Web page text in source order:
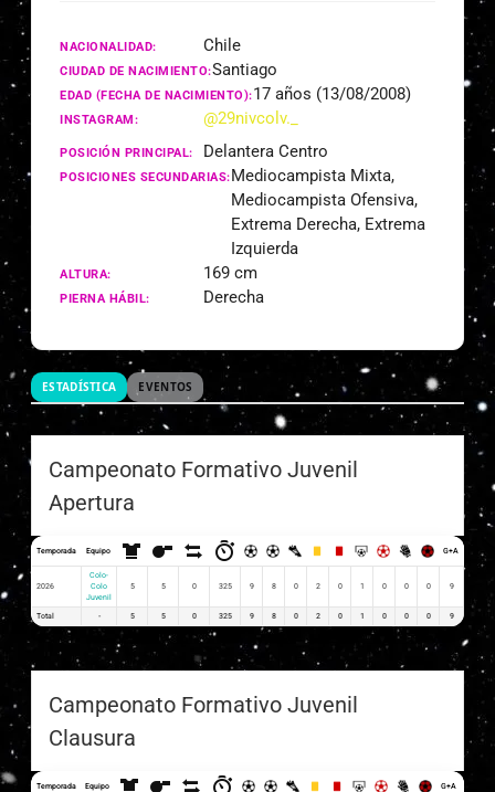
NACIONALIDAD: Chile
CIUDAD DE NACIMIENTO:Santiago
EDAD (FECHA DE NACIMIENTO):17 años (13/08/2008)
INSTAGRAM: @29nivcolv._
POSICIÓN PRINCIPAL: Delantera Centro
POSICIONES SECUNDARIAS:Mediocampista Mixta,
Mediocampista Ofensiva,
Extrema Derecha, Extrema
Izquierda
ALTURA: 169 cm
PIERNA HÁBIL: Derecha
ESTADÍSTICA EVENTOS
Campeonato Formativo Juvenil
Apertura
Temporada Equipo G+A
2026
Colo-
Colo
Juvenil
5 5 0 325 9 8 0 2 0 1 0 0 0 9
Total - 5 5 0 325 9 8 0 2 0 1 0 0 0 9
Campeonato Formativo Juvenil
Clausura
Temporada Equipo G+A